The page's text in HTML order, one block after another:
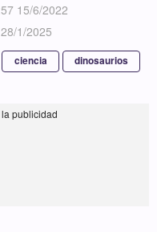
15/6/2022
1/2025
ciencia dinosaurios